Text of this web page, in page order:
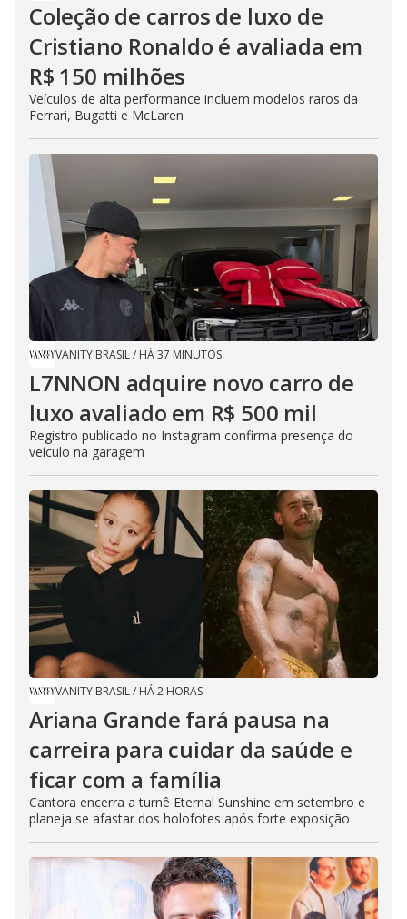
Coleção de carros de luxo de
Cristiano Ronaldo é avaliada em
R$ 150 milhões
Veículos de alta performance incluem modelos raros da
Ferrari, Bugatti e McLaren
VANITY BRASIL/ HÁ 37 MINUTOS
L7NNON adquire novo carro de
luxo avaliado em R$ 500 mil
Registro publicado no Instagram confirma presença do
veículo na garagem
VANITY BRASIL/ HÁ 2 HORAS
Ariana Grande fará pausa na
carreira para cuidar da saúde e
ficar com a família
Cantora encerra a turnê Eternal Sunshine em setembro e
planeja se afastar dos holofotes após forte exposição